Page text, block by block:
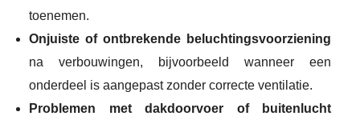
toenemen.
Onjuiste of ontbrekende beluchtingsvoorziening
na verbouwingen, bijvoorbeeld wanneer een
onderdeel is aangepast zonder correcte ventilatie.
Problemen met dakdoorvoer of buitenlucht